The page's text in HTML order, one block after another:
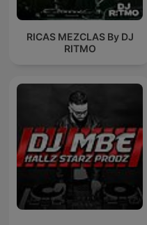
RICAS MEZCLAS By DJ
RITMO